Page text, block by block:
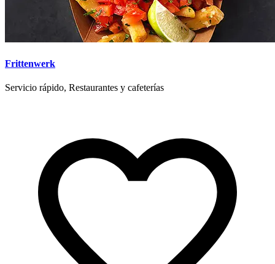
Frittenwerk
Servicio rápido, Restaurantes y cafeterías